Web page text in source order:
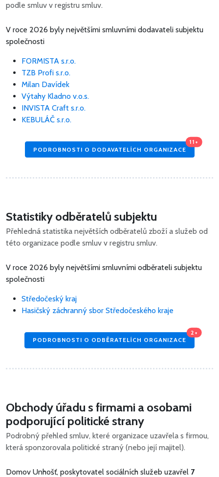
podle smluv v registru smluv.
V roce 2026 byly největšími smluvními dodavateli subjektu
společnosti
FORMISTA s.r.o.
TZB Profi s.r.o.
Milan Davídek
Výtahy Kladno v.o.s.
INVISTA Craft s.r.o.
KEBULÁČ s.r.o.
PODROBNOSTI O DODAVATELÍCH ORGANIZACE
11+
Statistiky odběratelů subjektu
Přehledná statistika největších odběratelů zboží a služeb od
této organizace podle smluv v registru smluv.
V roce 2026 byly největšími smluvními odběrateli subjektu
společnosti
Středočeský kraj
Hasičský záchranný sbor Středočeského kraje
PODROBNOSTI O ODBĚRATELÍCH ORGANIZACE
2+
Obchody úřadu s firmami a osobami
podporující politické strany
Podrobný přehled smluv, které organizace uzavřela s firmou,
která sponzorovala politické straný (nebo její majitel).
Domov Unhošť, poskytovatel sociálních služeb uzavřel 7